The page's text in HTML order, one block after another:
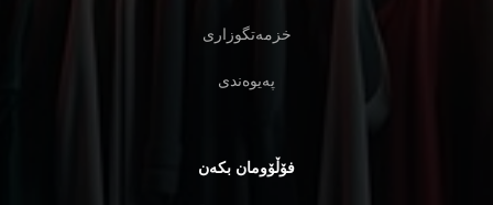
خزمەتگوزاری
پەیوەندی
فۆڵۆومان بکەن